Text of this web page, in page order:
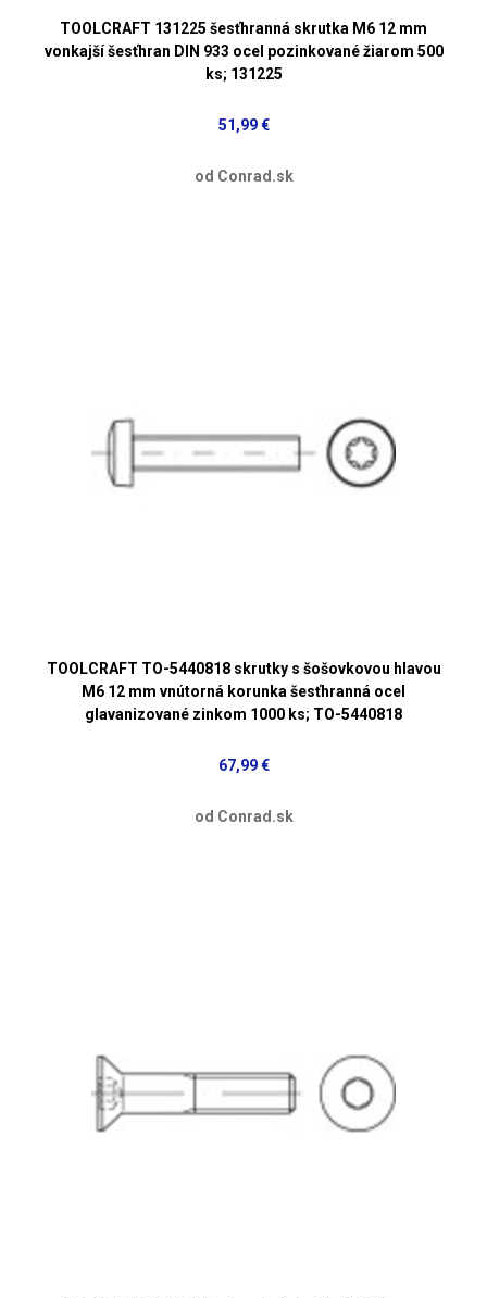
TOOLCRAFT 131225 šesťhranná skrutka M6 12 mm
vonkajší šesťhran DIN 933 ocel pozinkované žiarom 500
ks; 131225
51,99 €
od Conrad.sk
TOOLCRAFT TO-5440818 skrutky s šošovkovou hlavou
M6 12 mm vnútorná korunka šesťhranná ocel
glavanizované zinkom 1000 ks; TO-5440818
67,99 €
od Conrad.sk